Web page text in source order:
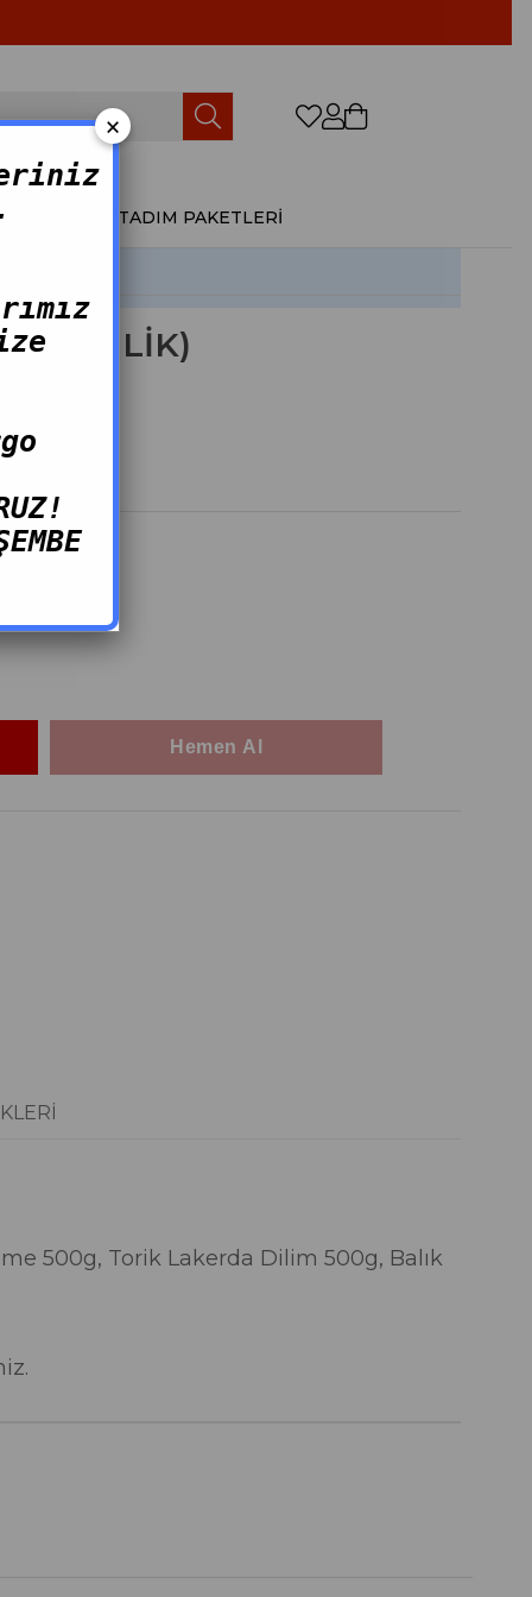
TADIM PAKETLERİ
KİŞİLİK)
500g, Torik Lakerda Dilim 500g, Balık
×